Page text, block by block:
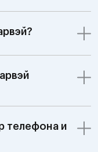
телефона и